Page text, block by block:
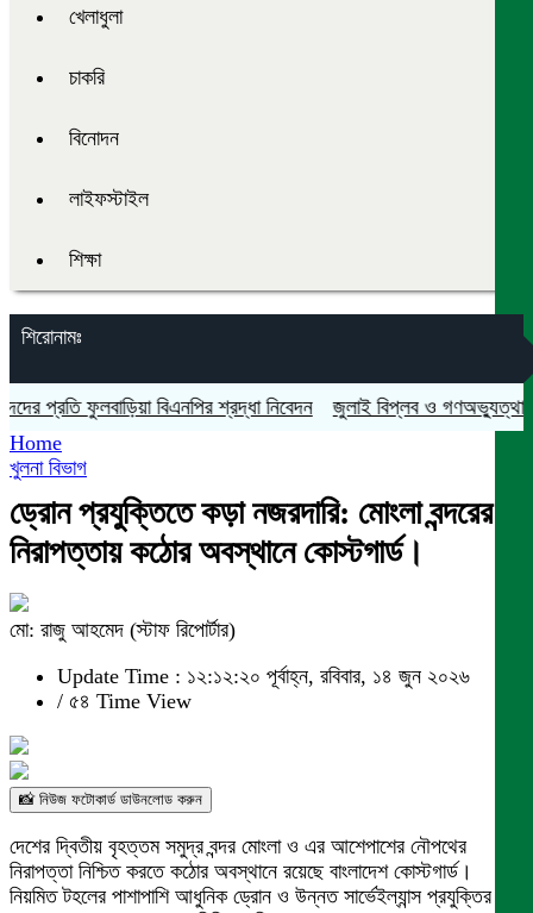
খেলাধুলা
চাকরি
বিনোদন
লাইফস্টাইল
শিক্ষা
শিরোনামঃ
ফুলবাড়িয়া বিএনপির শ্রদ্ধা নিবেদন জুলাই বিপ্লব ও গণঅভ্যুত্থান দিবস
Home
খুলনা বিভাগ
ড্রোন প্রযুক্তিতে কড়া নজরদারি: মোংলা বন্দরের
নিরাপত্তায় কঠোর অবস্থানে কোস্টগার্ড।
মো: রাজু আহমেদ (স্টাফ রিপোর্টার)
Update Time : ১২:১২:২০ পূর্বাহ্ন, রবিবার, ১৪ জুন ২০২৬
/ ৫৪ Time View
📸 নিউজ ফটোকার্ড ডাউনলোড করুন
দেশের দ্বিতীয় বৃহত্তম সমুদ্র বন্দর মোংলা ও এর আশেপাশের নৌপথের
নিরাপত্তা নিশ্চিত করতে কঠোর অবস্থানে রয়েছে বাংলাদেশ কোস্টগার্ড।
নিয়মিত টহলের পাশাপাশি আধুনিক ড্রোন ও উন্নত সার্ভেইল্যান্স প্রযুক্তির